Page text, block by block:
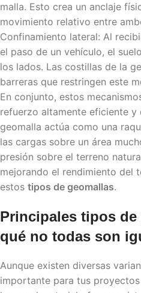
malla. Esto crea un anclaje
movimiento relativo entre
Confinamiento lateral: Al
el paso de un vehículo, el
los lados. Las costillas de la
barreras que restringen este
En conjunto, estos
refuerzo altamente eficiente y
geomalla actúa como una
las cargas sobre un área
presión sobre el terreno
mejorando el rendimiento del
estos tipos de geomallas.
Principales tipos de
qué no todas son
Aunque existen diversas
importante para tus